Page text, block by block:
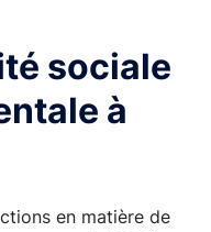
sociale
à
en matière de